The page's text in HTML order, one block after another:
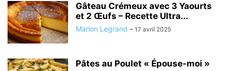
Gâteau Crémeux avec 3 Yaourts
et 2 Œufs – Recette Ultra...
Marion Legrand - 17 avril 2025
Pâtes au Poulet « Épouse-moi »